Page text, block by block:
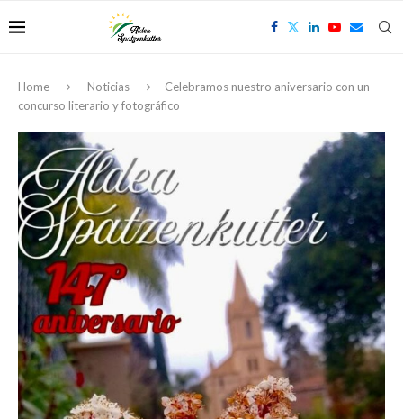
Home Noticias
Celebramos nuestro aniversario con un
concurso literario y fotográfico